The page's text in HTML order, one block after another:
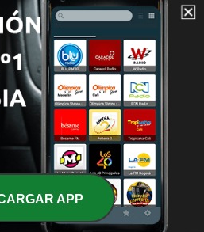
DORMIR
Relatos del lado oscuro
APP